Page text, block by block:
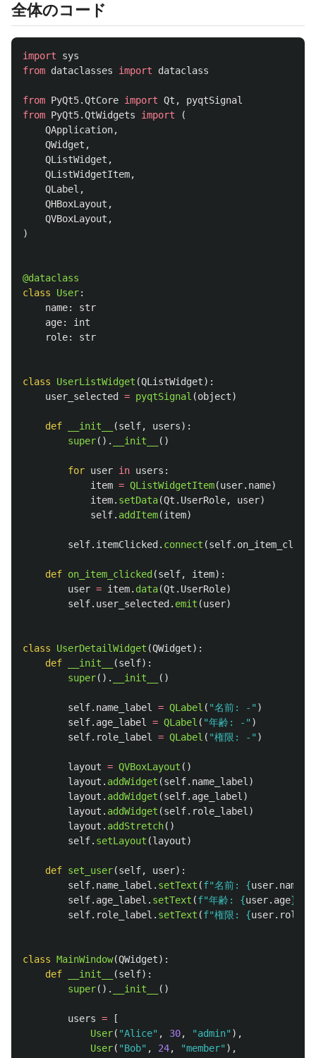
全体のコード
import
sys
from dataclasses import dataclass
from PyQt5.QtCore import Qt ,
pyqtSignal
from PyQt5.QtWidgets import
(
QApplication,
QWidget ,
QListWidget ,
QListWidgetItem,
QLabel ,
QHBoxLayout ,
QVBoxLayout ,
)
@dataclass
class
User:
name:
str
age:
int
role: str
class UserListWidget (QListWidget):
user_selected
= pyqtSignal (object)
def __init__ (self, users):
super(). __init__ ()
for user in users :
item = QListWidgetItem(user. name)
item. setData(Qt . UserRole, user)
self. addItem(item)
self. itemClicked . connect (self.
def on_item_clicked (self, item):
user = item. data(Qt . UserRole)
self. user_selected . emit (user)
class UserDetailWidget (QWidget):
def
__init__ (self):
super(). __init__ ()
self. name_label = QLabel ( "名前: - " )
self. age_label = QLabel ( "年齢: - " )
self. role_label = QLabel ( "権限: - " )
layout = QVBoxLayout ()
layout . addWidget (self. name_label )
layout . addWidget (self. age_label )
layout . addWidget (self. role_label )
layout . addStretch()
self. setLayout (layout)
def set_user(self, user):
self. name_label . setText (f"名前: {user. name
self. age_label . setText (f"年齢: {user. age}
self. role_label . setText (f"権限: {user. role
class MainWindow(QWidget):
def
__init__ (self):
super(). __init__ ()
users =
[
User( "Alice" , 30, "admin" ),
User( "Bob" , 24, "member" ),